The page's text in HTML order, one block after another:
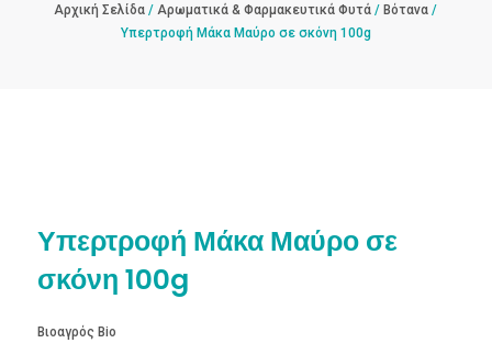
Αρχική Σελίδα /Αρωματικά & Φαρμακευτικά Φυτά /Βότανα /
Υπερτροφή Μάκα Μαύρο σε σκόνη 100g
Υπερτροφή Μάκα Μαύρο σε
σκόνη 100g
Βιοαγρός Bio